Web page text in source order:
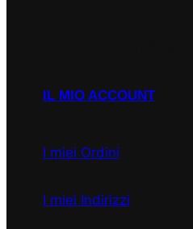
IL MIO ACCOUNT
I miei Ordini
I miei Indirizzi